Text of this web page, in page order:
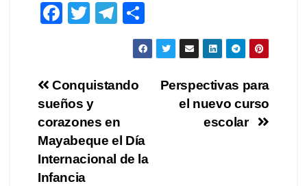
F
e
b
o
o
k
T
er
T
el
gr
m
o
m
Navegación
de
entradas
Perspectivas para
el nuevo curso
escolar
Conquistando
sueños y
corazones en
Mayabeque el Día
Internacional de la
Infancia